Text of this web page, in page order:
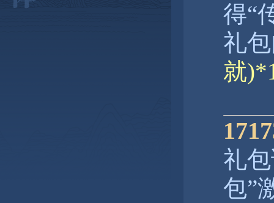
得“
礼
就
礼
包”